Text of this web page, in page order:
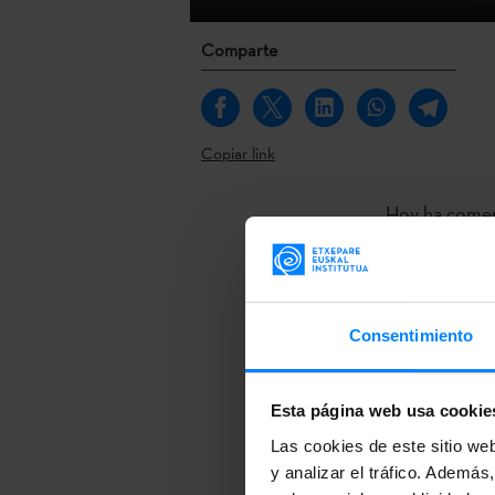
Consentimiento
Esta página web usa
Las cookies de este sitio
y analizar el tráfico.
Comparte
Copiar link
Hoy ha
los
Instituto,
Uriarte,
Badiola,
Okariz, Juan